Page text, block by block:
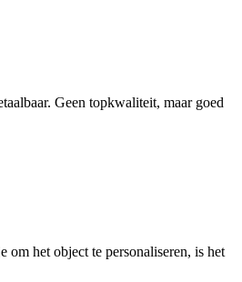
Geen topkwaliteit, maar goed
om het object te personaliseren, is het